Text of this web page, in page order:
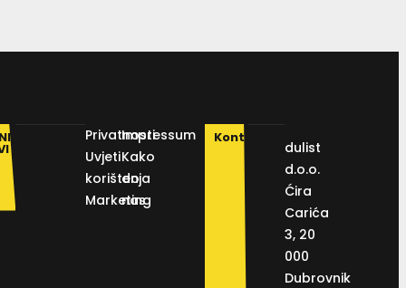
Privatnosti
Uvjeti
korištenja
Marketing
Impressum
Kako
do
nas
Kontakt
dulist
d.o.o.
Ćira
Carića
3, 20
000
Dubrovnik